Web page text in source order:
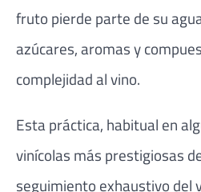
fruto pierde parte de su
azúcares, aromas y
complejidad al vino.
Esta práctica, habitual en
vinícolas más prestigiosas
seguimiento exhaustivo del